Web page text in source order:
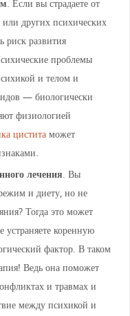
. Если вы страдаете от
или других психических
риск развития
проблемы
и телом и
— биологически
физиологией
цистита может
лечения. Вы
и диету, но не
Тогда это может
устраняете коренную
фактор. В таком
Ведь она поможет
и травмах и
между психикой и